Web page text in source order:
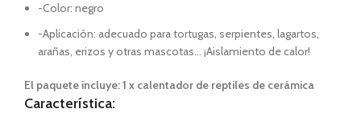
-Color: negro
-Aplicación: adecuado para tortugas, serpientes, lagartos,
arañas, erizos y otras mascotas… ¡Aislamiento de calor!
El paquete incluye: 1 x calentador de reptiles de cerámica
Característica: